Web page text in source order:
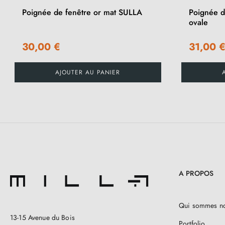
Poignée de fenêtre or mat SULLA
30,00 €
AJOUTER AU PANIER
Poignée
ovale
31,00 €
13-15 Avenue du Bois
A PROPOS
Qui sommes